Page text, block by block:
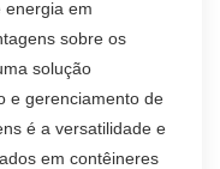
energia em
sobre os
solução
e gerenciamento de
é a versatilidade e
em contêineres